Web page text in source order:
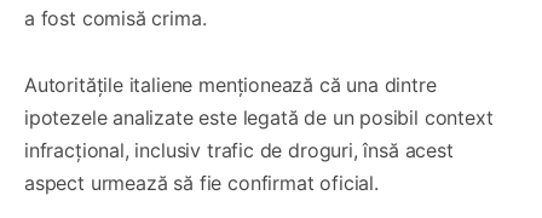
a fost comisă crima.
Autoritățile italiene menționează că una dintre
ipotezele analizate este legată de un posibil context
infracțional, inclusiv trafic de droguri, însă acest
aspect urmează să fie confirmat oficial.